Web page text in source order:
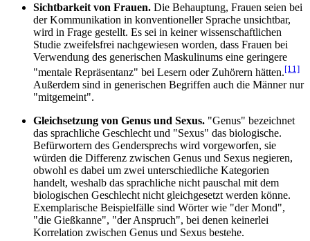
Sichtbarkeit von Frauen. Die Behauptung, Frauen seien bei
der Kommunikation in konventioneller Sprache unsichtbar,
wird in Frage gestellt. Es sei in keiner wissenschaftlichen
Studie zweifelsfrei nachgewiesen worden, dass Frauen bei
Verwendung des generischen Maskulinums eine geringere
"mentale Repräsentanz" bei Lesern oder Zuhörern hätten.[11]
Außerdem sind in generischen Begriffen auch die Männer nur
"mitgemeint".
Gleichsetzung von Genus und Sexus. "Genus" bezeichnet
das sprachliche Geschlecht und "Sexus" das biologische.
Befürwortern des Gendersprechs wird vorgeworfen, sie
würden die Differenz zwischen Genus und Sexus negieren,
obwohl es dabei um zwei unterschiedliche Kategorien
handelt, weshalb das sprachliche nicht pauschal mit dem
biologischen Geschlecht nicht gleichgesetzt werden könne.
Exemplarische Beispielfälle sind Wörter wie "der Mond",
"die Gießkanne", "der Anspruch", bei denen keinerlei
Korrelation zwischen Genus und Sexus bestehe.